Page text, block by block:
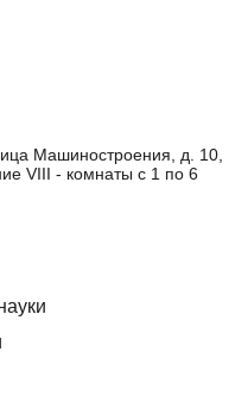
Машиностроения, д. 10,
VIII - комнаты с 1 по 6